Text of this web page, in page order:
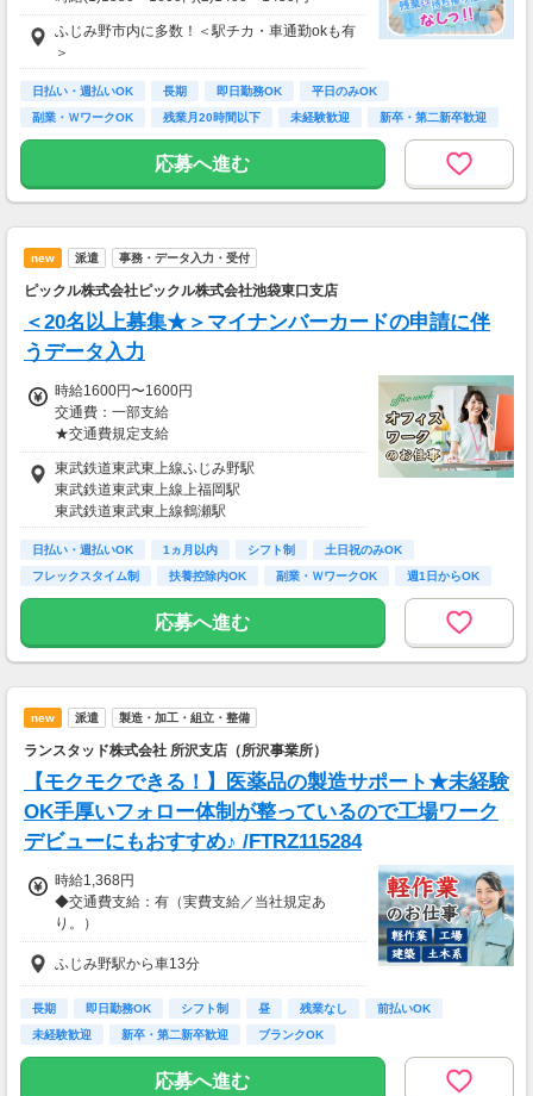
(1)週40ｈ以上
(2)週40ｈ未満
【月収例】
281600円（時給1600円×8h×22日)
7：00～19：00で1日4ｈ～、週3～5日(週20h
以上)
★シフト例：9-18時、7-11時、8-12時、9-16時
など
間など相談OK！
★短期2ヶ月～長期歓迎！
ふじみ野市内に多数！＜駅チカ・車通勤okも有
＞
日払い・週払いOK 長期 即日勤務OK
平日のみOK
副業・ＷワークOK
残業月20時間以下 未経験歓迎
新卒・第二新卒歓迎
フリーター歓迎
応募へ進む
new 派遣 事務・データ入力・受付
ピックル株式会社ピックル株式会社池袋東口支店
＜20名以上募集★＞マイナンバーカードの申請に伴
うデータ入力
時給1600円〜1600円
交通費：一部支給
★交通費規定支給
＼ 日収例♪ ／
￣￣￣￣￣￣￣￣
▼1日8hのフルタイムの場合
時給1600円×1日8h
￣￣￣￣￣￣￣￣
▼週5日、1日8hの場合
＝月収28万1600円
特別な資格やスキルなしでも高収入が叶います
◎
「スキマ時間でサクッと稼ぎたい」
「レギュラー勤務で安定収入を得たい」
東武鉄道東武東上線ふじみ野駅
東武鉄道東武東上線上福岡駅
東武鉄道東武東上線鶴瀬駅
日払い・週払いOK 1ヵ月以内 シフト制
土日祝のみOK
フレックスタイム制
扶養控除内OK 副業・ＷワークOK
週1日からOK
短時間OK
応募へ進む
new 派遣 製造・加工・組立・整備
ランスタッド株式会社 所沢支店（所沢事業所）
【モクモクできる！】医薬品の製造サポート★未経験
OK手厚いフォロー体制が整っているので工場ワーク
デビューにもおすすめ♪ /FTRZ115284
時給1,368円
◆交通費支給：有（実費支給／当社規定あ
り。）
ふじみ野駅から車13分
長期 即日勤務OK シフト制 昼 残業なし
前払いOK
未経験歓迎
新卒・第二新卒歓迎 ブランクOK
応募へ進む